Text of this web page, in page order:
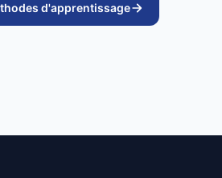
d'apprentissage